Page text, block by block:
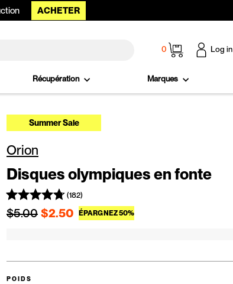
ACHETER
0 Panier Log in
Récupération Marques
Summer Sale
Orion
Disques olympiques en fonte
(182)
Prix régulier
$5.00 $2.50 ÉPARGNEZ 50%Prix réduit
POIDS